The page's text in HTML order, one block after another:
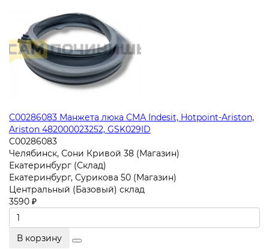
C00286083 Манжета люка СМА Indesit, Hotpoint-Ariston,
Ariston 482000023252, GSK029ID
C00286083
Челябинск, Сони Кривой 38 (Магазин)
Екатеринбург (Склад)
Екатеринбург, Сурикова 50 (Магазин)
Центральный (Базовый) склад
3590 ₽
В корзину